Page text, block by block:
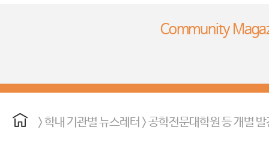
Community
> 학내 기관별 뉴스레터 > 공학전문대학원 등 개별